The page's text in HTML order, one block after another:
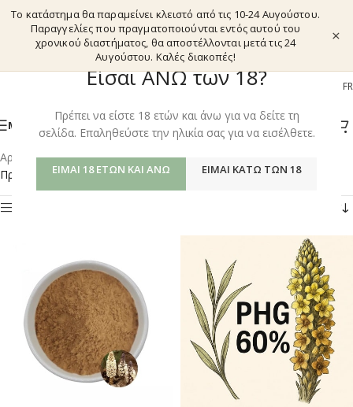
Είσαι ΑΝΩ των 18?
Πρέπει να είστε 18 ετών και άνω για να δείτε τη
σελίδα. Επαληθεύστε την ηλικία σας για να εισέλθετε.
ΕΊΜΑΙ 18 ΕΤΏΝ ΚΑΙ ΆΝΩ ΕΊΜΑΙ ΚΆΤΩ ΤΩΝ 18
Το κατάστημα θα παραμείνει κλειστό από τις 10-24 Αυγούστου.
Παραγγελίες που πραγματοποιούνται εντός αυτού του
χρονικού διαστήματος, θα αποστέλλονται μετά τις 24
Αυγούστου. Καλές διακοπές!
×
EL FR
ΜΕΝΟΎ
Αρχική σελίδα/Shop/Προϊόντα με ετικέτα “DESERT GINSENG”
Προβάλλονται όλα - 5 αποτελέσματα